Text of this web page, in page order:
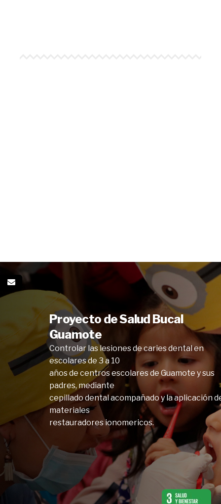
Proyecto de Salud Bucal
Guamote
Controlar las lesiones de caries dental en
escolares de 3 a 10
años de centros escolares de Guamote y sus
padres, mediante
cepillado dental acompañado y la aplicación
materiales
restauradores ionomericos.